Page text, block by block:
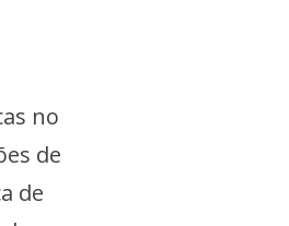
no
de
de